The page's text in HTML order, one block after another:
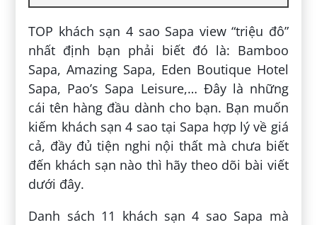
TOP khách sạn 4 sao Sapa view “triệu đô”
nhất định bạn phải biết đó là: Bamboo
Sapa, Amazing Sapa, Eden Boutique Hotel
Sapa, Pao’s Sapa Leisure,… Đây là những
cái tên hàng đầu dành cho bạn. Bạn muốn
kiếm khách sạn 4 sao tại Sapa hợp lý về giá
cả, đầy đủ tiện nghi nội thất mà chưa biết
đến khách sạn nào thì hãy theo dõi bài viết
dưới đây.
Danh sách 11 khách sạn 4 sao Sapa mà